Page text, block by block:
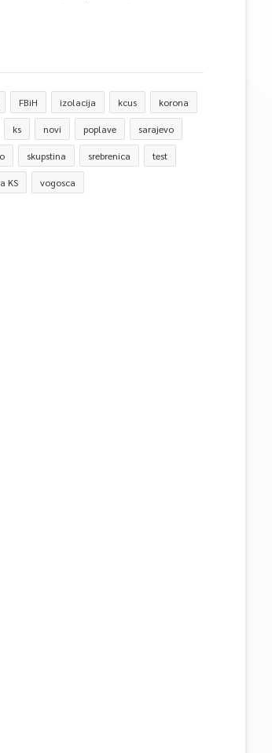
FBiH izolacija kcus korona
ks novi poplave sarajevo
skupstina srebrenica test
KS vogosca